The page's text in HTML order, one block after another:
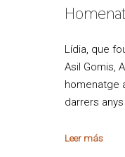
Lídia, que
Asil Gomis,
homenatge
darrers
Leer más